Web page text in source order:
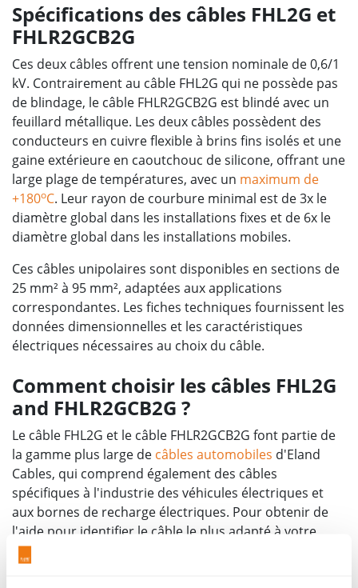
Spécifications des câbles FHL2G et
FHLR2GCB2G
Ces deux câbles offrent une tension nominale de 0,6/1
kV. Contrairement au câble FHL2G qui ne possède pas
de blindage, le câble FHLR2GCB2G est blindé avec un
feuillard métallique. Les deux câbles possèdent des
conducteurs en cuivre flexible à brins fins isolés et une
gaine extérieure en caoutchouc de silicone, offrant une
large plage de températures, avec un maximum de
+180oC. Leur rayon de courbure minimal est de 3x le
diamètre global dans les installations fixes et de 6x le
diamètre global dans les installations mobiles.
Ces câbles unipolaires sont disponibles en sections de
25 mm² à 95 mm², adaptées aux applications
correspondantes. Les fiches techniques fournissent les
données dimensionnelles et les caractéristiques
électriques nécessaires au choix du câble.
Comment choisir les câbles FHL2G
and FHLR2GCB2G ?
Le câble FHL2G et le câble FHLR2GCB2G font partie de
la gamme plus large de câbles automobiles d'Eland
Cables, qui comprend également des câbles
spécifiques à l'industrie des véhicules électriques et
aux bornes de recharge électriques. Pour obtenir de
l'aide pour identifier le câble le plus adapté à votre
application, et spécifier par exemple les cables FHL2G
et FHLR2GCB2G si votre application s’y prête, veuillez